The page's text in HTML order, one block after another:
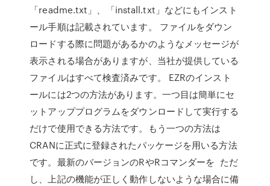
「readme.txt」、「install.txt」などにもインスト
ール手順は記載されています。 ファイルをダウン
ロードする際に問題があるかのようなメッセージが
表示される場合がありますが、当社が提供している
ファイルはすべて検査済みです。 EZRのインスト
ールには2つの方法があります。一つ目は簡単にセ
ットアッププログラムをダウンロードして実行する
だけで使用できる方法です。もう一つの方法は
CRANに正式に登録されたパッケージを用いる方法
です。最新のバージョンのRやRコマンダーを ただ
し、上記の機能が正しく動作しないような場合に備